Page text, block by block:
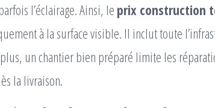
l’éclairage. Ainsi, le prix construction
à la surface visible. Il inclut toute
un chantier bien préparé limite les
la livraison.